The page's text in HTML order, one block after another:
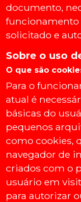
documento,
funcionamento
solicitado e
Sobre o uso
O que são
Para o
atual é
básicas do
pequenos
como cookies,
navegador de
criados com o
usuário em
para autorizar